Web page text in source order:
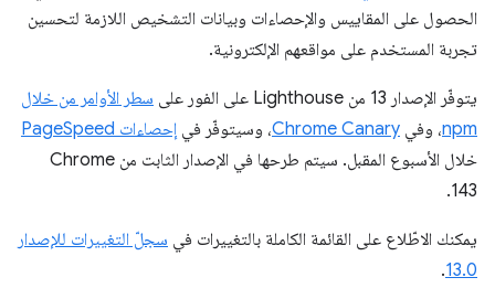
الحصول على المقاييس والإحصاءات وبيانات التشخيص اللازمة لتحسين
تجربة المستخدم على مواقعهم الإلكترونية.
يتوفّر الإصدار 13 من Lighthouse على الفور على
سطر الأوامر من خلال
npm، وفي Chrome Canary، وسيتوفّر في إحصاءات PageSpeed
خلال الأسبوع المقبل. سيتم طرحها في الإصدار الثابت من Chrome
143.
يمكنك الاطّلاع على القائمة الكاملة بالتغييرات في سجلّ التغييرات للإصدار
13.0
.